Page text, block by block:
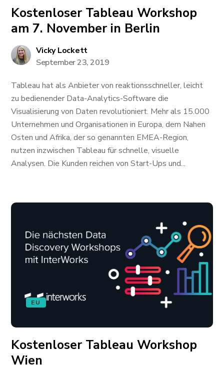
Kostenloser Tableau Workshop
am 7. November in Berlin
Vicky Lockett
September 23, 2019
Tableau hat als Anbieter von reaktionsschneller, leicht
zu bedienender Data-Analytics-Software die
Visualisierung von Daten revolutioniert. Mehr als 15.000
Unternehmen und Organisationen in Europa, dem Nahen
Osten und Afrika, der so genannten EMEA-Region,
nutzen inzwischen Tableau für schnelle, visuelle
Analysen. Die Kunden reichen von Start-Ups und...
EU
Kostenloser Tableau Workshop
Wien